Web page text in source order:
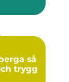
så
trygg